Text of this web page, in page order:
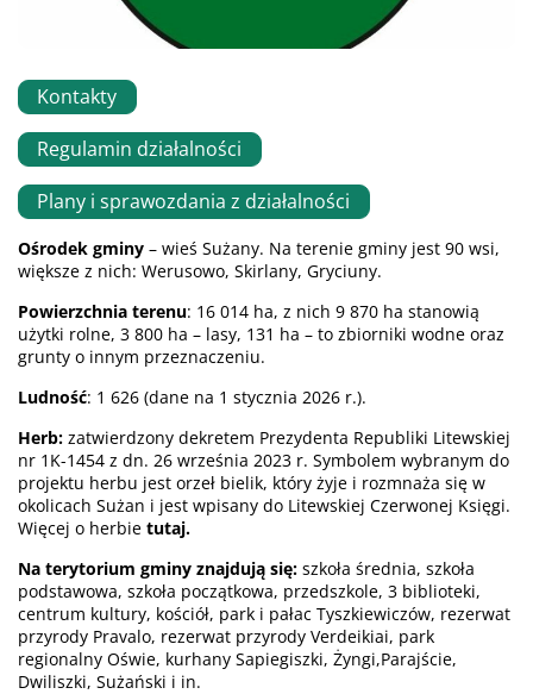
Kontakty
Regulamin działalności
Plany i sprawozdania z działalności
Ośrodek gminy – wieś Sużany. Na terenie gminy jest 90 wsi,
większe z nich: Werusowo, Skirlany, Gryciuny.
Powierzchnia terenu: 16 014 ha, z nich 9 870 ha stanowią
użytki rolne, 3 800 ha – lasy, 131 ha – to zbiorniki wodne oraz
grunty o innym przeznaczeniu.
Ludność: 1 626 (dane na 1 stycznia 2026 r.).
Herb: zatwierdzony dekretem Prezydenta Republiki Litewskiej
nr 1K-1454 z dn. 26 września 2023 r. Symbolem wybranym do
projektu herbu jest orzeł bielik, który żyje i rozmnaża się w
okolicach Sużan i jest wpisany do Litewskiej Czerwonej Księgi.
Więcej o herbie tutaj.
Na terytorium gminy znajdują się: szkoła średnia, szkoła
podstawowa, szkoła początkowa, przedszkole, 3 biblioteki,
centrum kultury, kościół, park i pałac Tyszkiewiczów, rezerwat
przyrody Pravalo, rezerwat przyrody Verdeikiai, park
regionalny Oświe, kurhany Sapiegiszki, Żyngi,Parajście,
Dwiliszki, Sużański i in.